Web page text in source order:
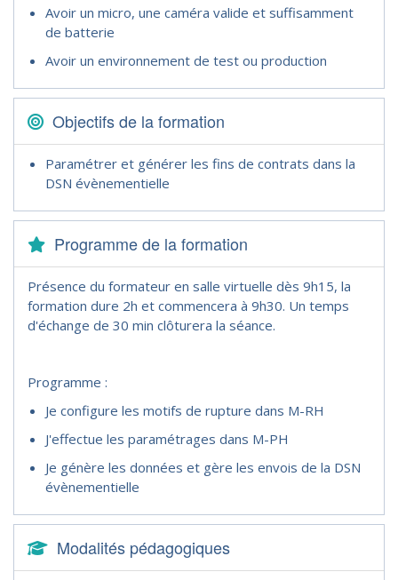
Avoir un micro, une caméra valide et suffisamment
de batterie
Avoir un environnement de test ou production
Objectifs de la formation
Paramétrer et générer les fins de contrats dans la
DSN évènementielle
Programme de la formation
Présence du formateur en salle virtuelle dès 9h15, la
formation dure 2h et commencera à 9h30. Un temps
d'échange de 30 min clôturera la séance.
Programme :
Je configure les motifs de rupture dans M-RH
J'effectue les paramétrages dans M-PH
Je génère les données et gère les envois de la DSN
évènementielle
Modalités pédagogiques